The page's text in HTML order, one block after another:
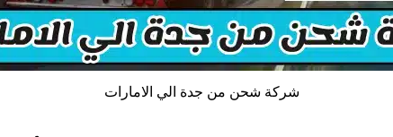
شركة شحن من جدة الي الامارات